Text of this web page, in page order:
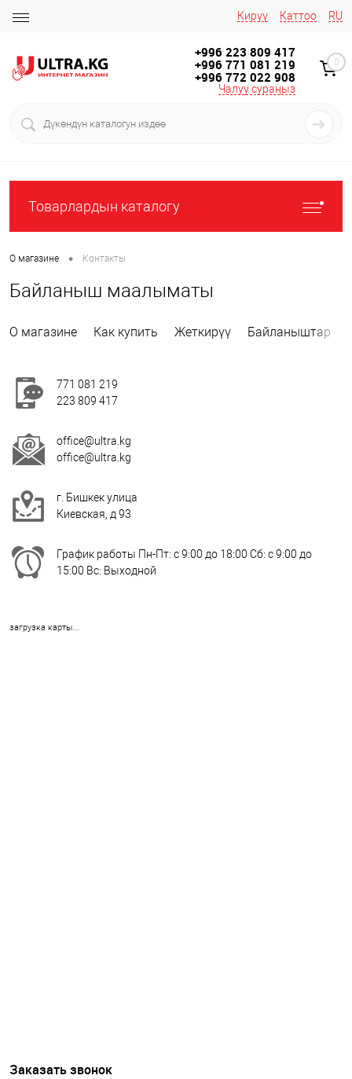
Кирүү Каттоо RU
+996 223 809 417
+996 771 081 219
+996 772 022 908
Чалуу сураңыз
0
Товарлардын каталогу
О магазине • Контакты
Байланыш маалыматы
О магазине Как купить Жеткирүү Байланыштар
771 081 219
223 809 417
office@ultra.kg
office@ultra.kg
г. Бишкек улица
Киевская, д 93
График работы Пн-Пт: с 9:00 до 18:00 Сб: с 9:00 до
15:00 Вс: Выходной
загрузка карты...
Заказать звонок